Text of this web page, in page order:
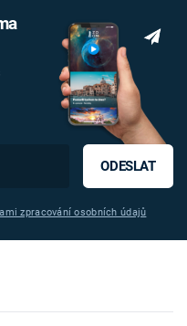
ODESLAT
zpracování osobních údajů